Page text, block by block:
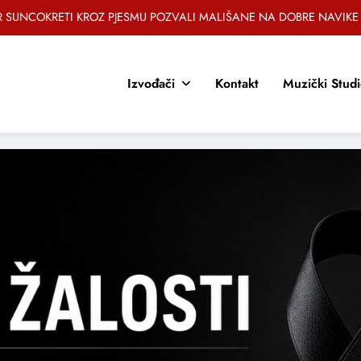
Fazla predstavlja pjesmu “Lejla” iz mjuzikla Travnik je voljeti lako
Brat i sestra, Biljana i Tedi Zeroski, predstavljaju novu pjesmu „Sreća je“
Fazla predstavlja pjesmu “Lejla” iz mjuzikla Travnik je voljeti lako
Brat i sestra, Biljana i Tedi Zeroski, predstavljaju novu pjesmu „Sreća je“
SUNCOKRETI KROZ PJESMU POZVALI MALIŠANE NA DOBRE NAVIKE
Izvođači Kontakt Muzički